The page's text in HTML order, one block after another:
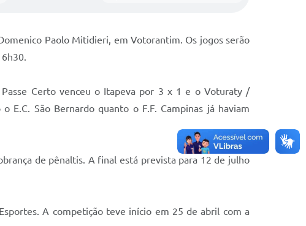
Paolo Mitidieri, em Votorantim. Os jogos serão
Certo venceu o Itapeva por 3 x 1 e o Voturaty /
São Bernardo quanto o F.F. Campinas já haviam
de pênaltis. A final está prevista para 12 de julho
A competição teve início em 25 de abril com a